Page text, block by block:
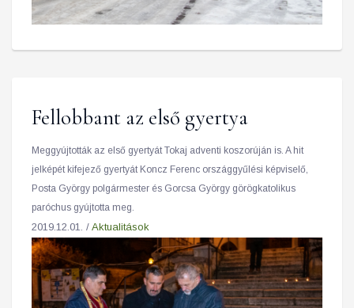
Fellobbant az első gyertya
Meggyújtották az első gyertyát Tokaj adventi koszorúján is. A hit
jelképét kifejező gyertyát Koncz Ferenc országgyűlési képviselő,
Posta György polgármester és Gorcsa György görögkatolikus
paróchus gyújtotta meg.
2019.12.01. / Aktualitások